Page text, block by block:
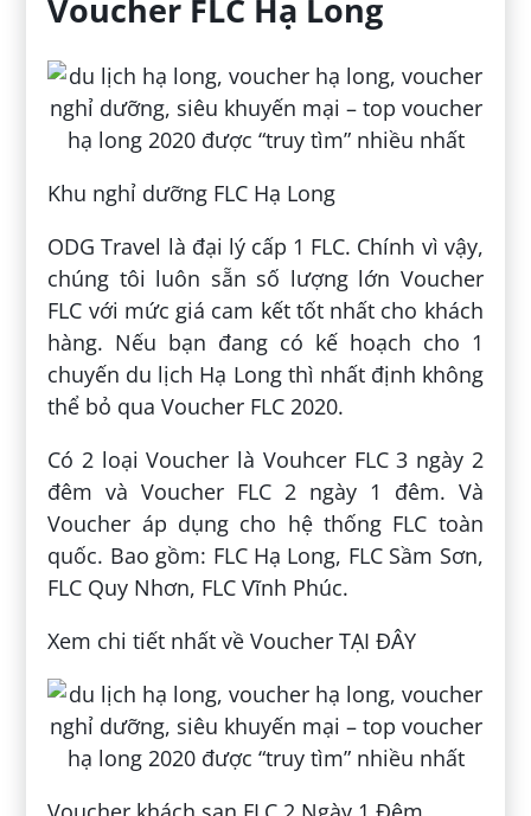
Voucher FLC Hạ Long
Khu nghỉ dưỡng FLC Hạ Long
ODG Travel là đại lý cấp 1 FLC. Chính vì vậy,
chúng tôi luôn sẵn số lượng lớn Voucher
FLC với mức giá cam kết tốt nhất cho khách
hàng. Nếu bạn đang có kế hoạch cho 1
chuyến du lịch Hạ Long thì nhất định không
thể bỏ qua Voucher FLC 2020.
Có 2 loại Voucher là Vouhcer FLC 3 ngày 2
đêm và Voucher FLC 2 ngày 1 đêm. Và
Voucher áp dụng cho hệ thống FLC toàn
quốc. Bao gồm: FLC Hạ Long, FLC Sầm Sơn,
FLC Quy Nhơn, FLC Vĩnh Phúc.
Xem chi tiết nhất về Voucher TẠI ĐÂY